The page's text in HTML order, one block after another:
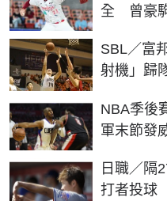
全 曾豪
SBL／富
射機」歸
NBA季後
軍末節發
日職／隔
打者投球